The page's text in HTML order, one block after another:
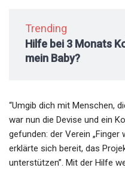
Trending
Hilfe bei 3 Monats
mein Baby?
“Umgib dich mit Menschen,
war nun die Devise und ein
gefunden: der Verein „Finger
erklärte sich bereit, das
unterstützen”. Mit der Hilfe